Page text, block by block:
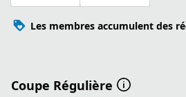
Les membres accumulent des
Coupe Régulière